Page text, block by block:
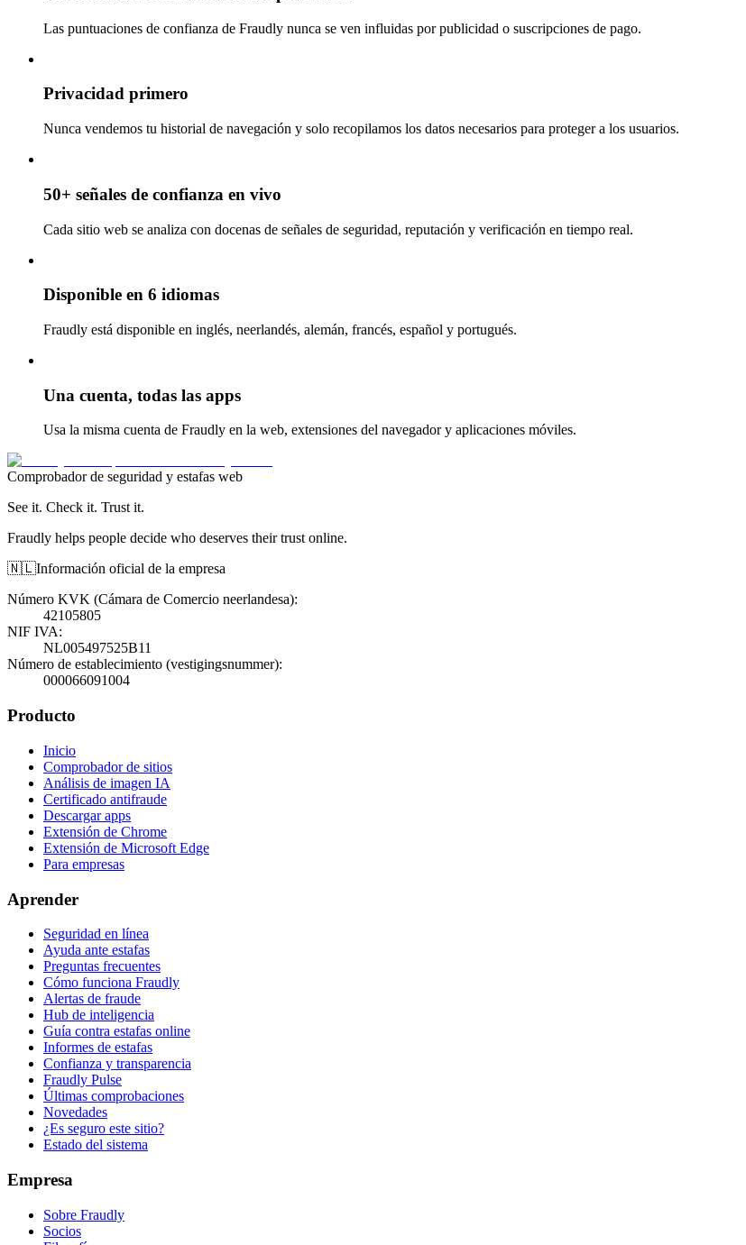
Las puntuaciones de confianza de Fraudly nunca se ven influidas por publicidad o suscripciones de pago.
Privacidad primero
Nunca vendemos tu historial de navegación y solo recopilamos los datos necesarios para proteger a los usuarios.
50+ señales de confianza en vivo
Cada sitio web se analiza con docenas de señales de seguridad, reputación y verificación en tiempo real.
Disponible en 6 idiomas
Fraudly está disponible en inglés, neerlandés, alemán, francés, español y portugués.
Una cuenta, todas las apps
Usa la misma cuenta de Fraudly en la web, extensiones del navegador y aplicaciones móviles.
Comprobador de seguridad y estafas web
See it. Check it. Trust it.
Fraudly helps people decide who deserves their trust online.
🇳🇱Información oficial de la empresa
Número KVK (Cámara de Comercio neerlandesa):
42105805
NIF IVA:
NL005497525B11
Número de establecimiento (vestigingsnummer):
000066091004
Producto
Inicio
Comprobador de sitios
Análisis de imagen IA
Certificado antifraude
Descargar apps
Extensión de Chrome
Extensión de Microsoft Edge
Para empresas
Aprender
Seguridad en línea
Ayuda ante estafas
Preguntas frecuentes
Cómo funciona Fraudly
Alertas de fraude
Hub de inteligencia
Guía contra estafas online
Informes de estafas
Confianza y transparencia
Fraudly Pulse
Últimas comprobaciones
Novedades
¿Es seguro este sitio?
Estado del sistema
Empresa
Sobre Fraudly
Socios